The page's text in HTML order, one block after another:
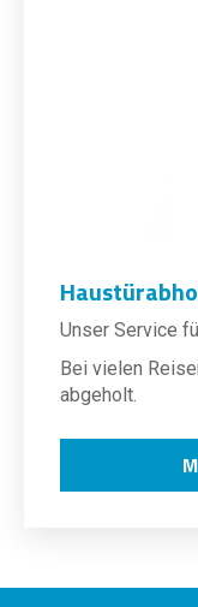
Unser Service
Bei vielen
abgeholt.